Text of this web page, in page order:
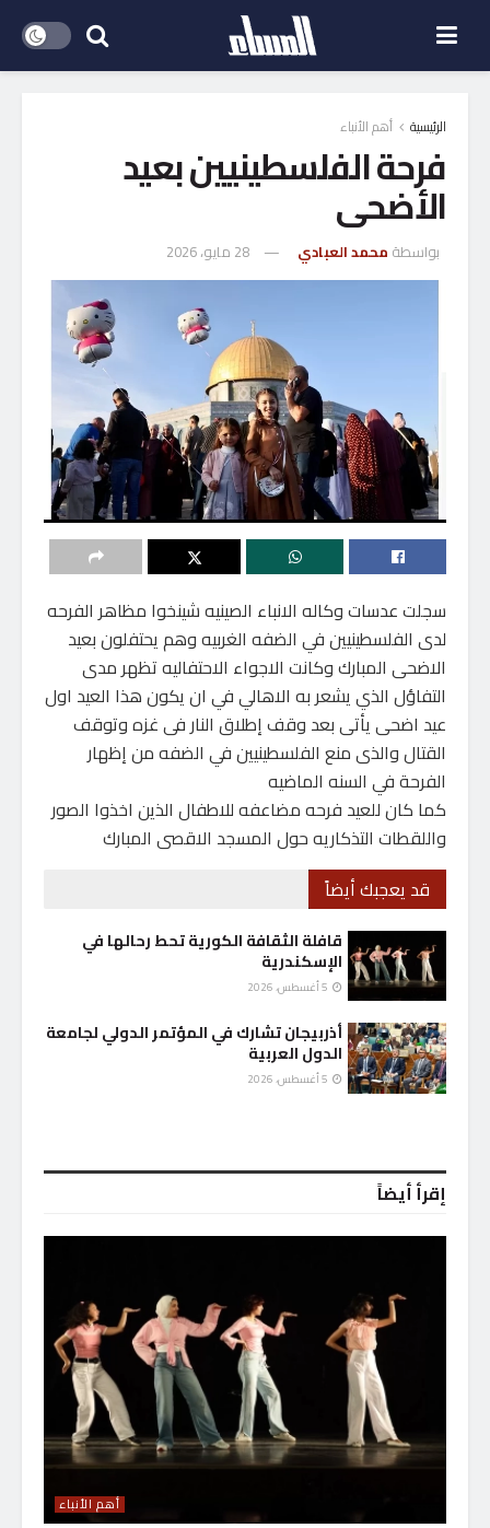
الرئيسية أهم الأنباء
فرحة الفلسطينيين بعيد
الأضحى
بواسطة محمد العبادي 28 مايو، 2026
سجلت عدسات وكاله الانباء الصينيه شينخوا مظاهر الفرحه
لدى الفلسطينيين في الضفه الغربيه وهم يحتفلون بعيد
الاضحى المبارك وكانت الاجواء الاحتفاليه تظهر مدى
التفاؤل الذي يشعر به الاهالي في ان يكون هذا العيد اول
عيد اضحى يأتى بعد وقف إطلاق النار فى غزه وتوقف
القتال والذى منع الفلسطينيين في الضفه من إظهار
الفرحة في السنه الماضيه
كما كان للعيد فرحه مضاعفه للاطفال الذين اخذوا الصور
واللقطات التذكاريه حول المسجد الاقصى المبارك
قد يعجبك أيضاً
قافلة الثقافة الكورية تحط رحالها في
الإسكندرية
أذربيجان تشارك في المؤتمر الدولي لجامعة
الدول العربية
إقرأ أيضاً
أهم الأنباء